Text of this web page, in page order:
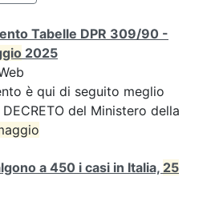
Tabelle DPR 309/90 -
2025
è qui di seguito meglio
del Ministero della
a 450 i casi in Italia, 25